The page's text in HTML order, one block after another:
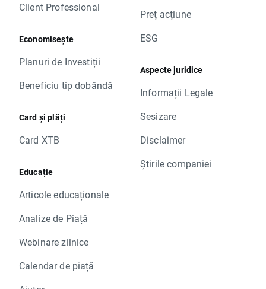
Client Professional
Economisește
Planuri de Investiții
Beneficiu tip dobândă
Card și plăți
Card XTB
Educație
Articole educaționale
Analize de Piață
Webinare zilnice
Calendar de piață
Preț acțiune
ESG
Aspecte juridice
Informații Legale
Sesizare
Disclaimer
Știrile companiei